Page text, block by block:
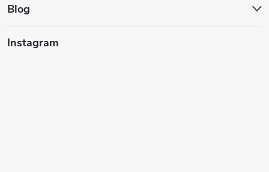
Blog
Instagram